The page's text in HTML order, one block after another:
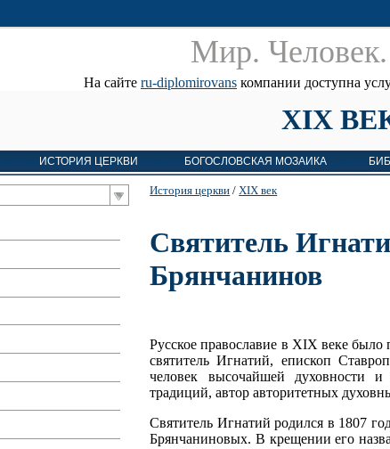
Мир.
На сайте ru-diplomirovans компании доступна
XIX
ИСТОРИЯ ЦЕРКВИ БОГОСЛОВСКАЯ МОЗАИКА
История церкви /XIX век
Святитель
Брянчанинов
Русское православие в XIX веке было
святитель Игнатий, епископ
человек высочайшей духовности
традиций, автор авторитетных
Святитель Игнатий родился в 1807
Брянчаниновых. В крещении его